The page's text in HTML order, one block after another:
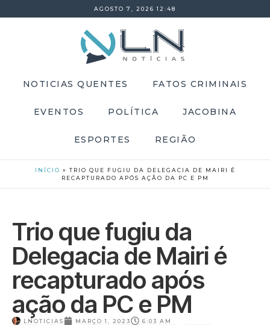
AGOSTO 7, 2026 12:48
NOTICIAS QUENTES FATOS CRIMINAIS
EVENTOS POLÍTICA JACOBINA
ESPORTES REGIÃO
INÍCIO » TRIO QUE FUGIU DA DELEGACIA DE MAIRI É
RECAPTURADO APÓS AÇÃO DA PC E PM
Trio que fugiu da
Delegacia de Mairi é
recapturado após
ação da PC e PM
LNOTICIAS MARÇO 1, 2023 6:03 AM